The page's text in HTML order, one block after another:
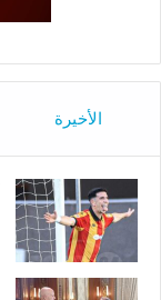
الأخيرة